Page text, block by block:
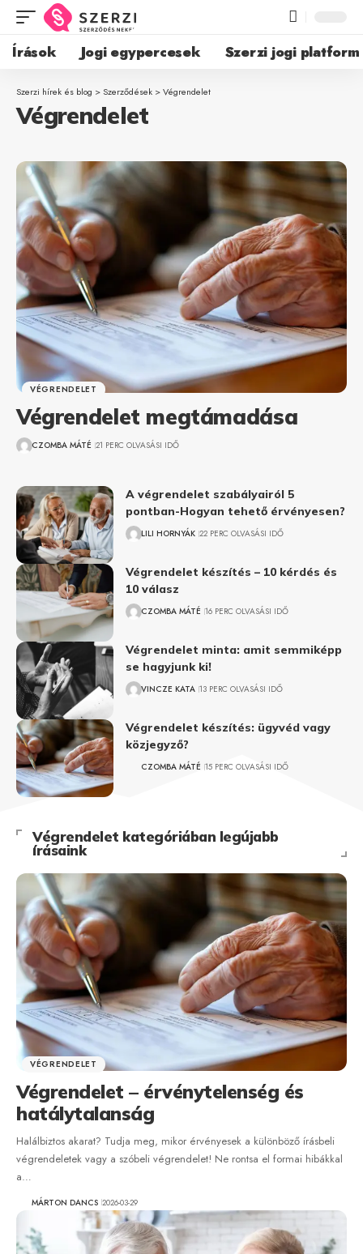
Írások Jogi egypercesek Szerzi jogi platform
Szerzi hírek és blog > Szerződések >Végrendelet
Végrendelet
VÉGRENDELET
Végrendelet megtámadása
CZOMBA MÁTÉ 21 PERC OLVASÁSI IDŐ
A végrendelet szabályairól 5
pontban-Hogyan tehető érvényesen?
LILI HORNYÁK 22 PERC OLVASÁSI IDŐ
Végrendelet készítés – 10 kérdés és
10 válasz
CZOMBA MÁTÉ 16 PERC OLVASÁSI IDŐ
Végrendelet minta: amit semmiképp
se hagyjunk ki!
VINCZE KATA 13 PERC OLVASÁSI IDŐ
Végrendelet készítés: ügyvéd vagy
közjegyző?
CZOMBA MÁTÉ 15 PERC OLVASÁSI IDŐ
Végrendelet kategóriában legújabb
írásaink
VÉGRENDELET
Végrendelet – érvénytelenség és
hatálytalanság
Halálbiztos akarat? Tudja meg, mikor érvényesek a különböző írásbeli
végrendeletek vagy a szóbeli végrendelet! Ne rontsa el formai hibákkal
a…
MÁRTON DANCS 2026-03-29